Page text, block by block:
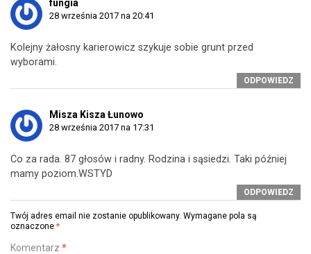
fungia
28 września 2017 na 20:41
Kolejny żałosny karierowicz szykuje sobie grunt przed
wyborami.
ODPOWIEDZ
Misza Kisza Łunowo
28 września 2017 na 17:31
Co za rada. 87 głosów i radny. Rodzina i sąsiedzi. Taki później
mamy poziom.WSTYD
ODPOWIEDZ
Twój adres email nie zostanie opublikowany. Wymagane pola są
oznaczone *
Komentarz *